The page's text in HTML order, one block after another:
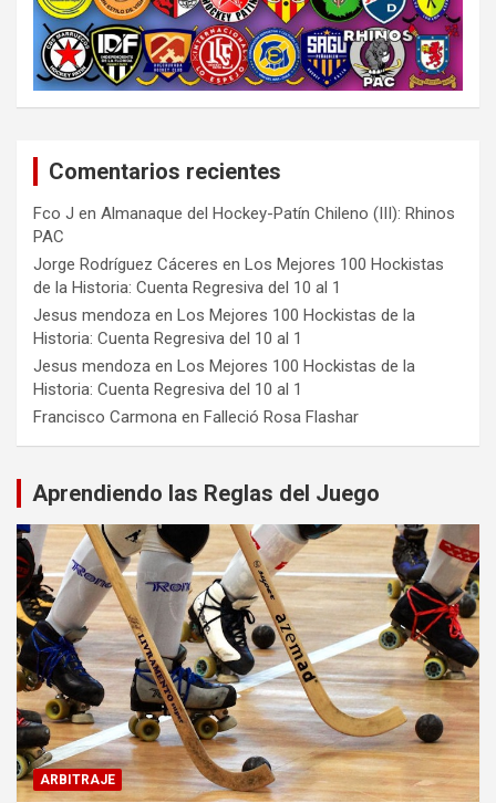
Comentarios recientes
Fco J en Almanaque del Hockey-Patín Chileno (III): Rhinos
PAC
Jorge Rodríguez Cáceres en Los Mejores 100 Hockistas
de la Historia: Cuenta Regresiva del 10 al 1
Jesus mendoza en Los Mejores 100 Hockistas de la
Historia: Cuenta Regresiva del 10 al 1
Jesus mendoza en Los Mejores 100 Hockistas de la
Historia: Cuenta Regresiva del 10 al 1
Francisco Carmona en Falleció Rosa Flashar
Aprendiendo las Reglas del Juego
ARBITRAJE